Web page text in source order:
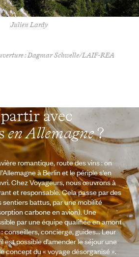
Julien Lardy
: Dagmar Schwelle/LAIF-REA
avec
en Allemagne?
romantique, route des vins : on
à Berlin et le périple s’en
Chez Voyageurs, nous œuvrons à
et responsable. Cela passe par des
sentiers battus, par une mobilité
carbone en avion). Une
par une équipe qualifiée en amont
conseillers, concierge, guides... Leur
est possible d’amender le séjour une
concept du « voyage désorganisé ».